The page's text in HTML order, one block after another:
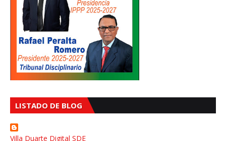
LISTADO DE BLOG
Villa Duarte Digital SDE